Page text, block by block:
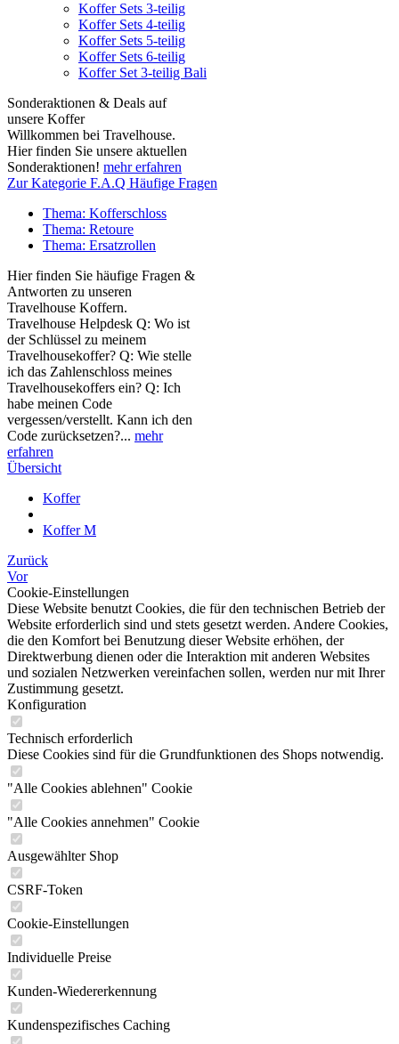
Koffer Sets 3-teilig
Koffer Sets 4-teilig
Koffer Sets 5-teilig
Koffer Sets 6-teilig
Koffer Set 3-teilig Bali
Sonderaktionen & Deals auf
unsere Koffer
Willkommen bei Travelhouse.
Hier finden Sie unsere aktuellen
Sonderaktionen! mehr erfahren
Zur Kategorie F.A.Q Häufige Fragen
Thema: Kofferschloss
Thema: Retoure
Thema: Ersatzrollen
Hier finden Sie häufige Fragen &
Antworten zu unseren
Travelhouse Koffern.
Travelhouse Helpdesk Q: Wo ist
der Schlüssel zu meinem
Travelhousekoffer? Q: Wie stelle
ich das Zahlenschloss meines
Travelhousekoffers ein? Q: Ich
habe meinen Code
vergessen/verstellt. Kann ich den
Code zurücksetzen?... mehr
erfahren
Übersicht
Koffer
Koffer M
Zurück
Vor
Cookie-Einstellungen
Diese Website benutzt Cookies, die für den technischen Betrieb der
Website erforderlich sind und stets gesetzt werden. Andere Cookies,
die den Komfort bei Benutzung dieser Website erhöhen, der
Direktwerbung dienen oder die Interaktion mit anderen Websites
und sozialen Netzwerken vereinfachen sollen, werden nur mit Ihrer
Zustimmung gesetzt.
Konfiguration
Technisch erforderlich
Diese Cookies sind für die Grundfunktionen des Shops notwendig.
"Alle Cookies ablehnen" Cookie
"Alle Cookies annehmen" Cookie
Ausgewählter Shop
CSRF-Token
Cookie-Einstellungen
Individuelle Preise
Kunden-Wiedererkennung
Kundenspezifisches Caching